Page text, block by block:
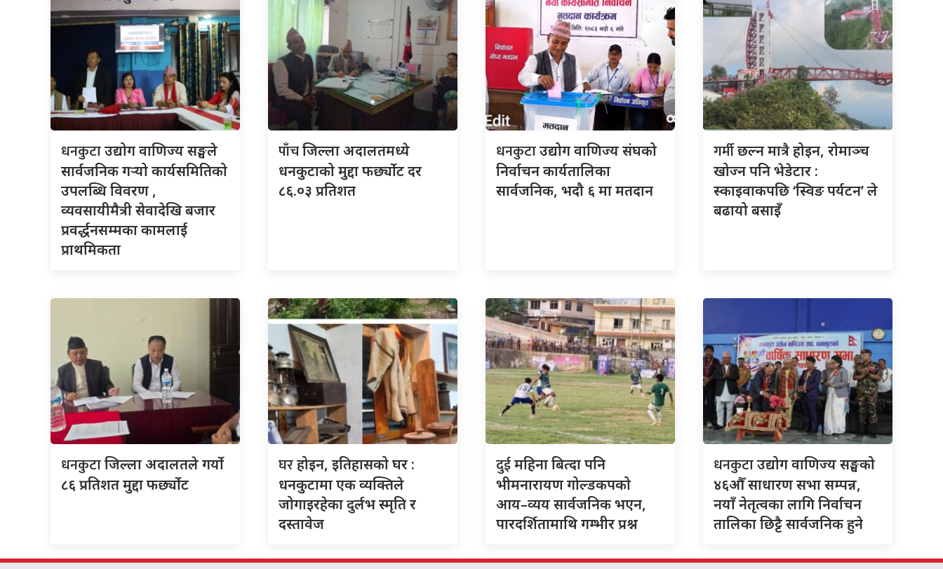
धनकुटाउद्योग वाणिज्य सङ्घले
सार्वजनिक गर्‍यो कार्यसमितिको
उपलब्धि विवरण ,
व्यवसायीमैत्री सेवादेखि बजार
प्रवर्द्धनसम्मका कामलाई
प्राथमिकता
पाँचजिल्ला अदालतमध्ये
धनकुटाको मुद्दा फर्छ्योट दर
८६.०३ प्रतिशत
धनकुटाउद्योग वाणिज्य संघको
निर्वाचन कार्यतालिका
सार्वजनिक, भदौ ६ मा मतदान
गर्मीछल्न मात्रै होइन, रोमाञ्च
खोज्न पनि भेडेटार :
स्काइवाकपछि ‘स्विङ पर्यटन’ ले
बढायो बसाइँ
धनकुटाजिल्ला अदालतले गर्यो
८६ प्रतिशत मुद्दा फर्छ्योट
घरहोइन, इतिहासको घर :
धनकुटामा एक व्यक्तिले
जोगाइरहेका दुर्लभ स्मृति र
दस्तावेज
दुईमहिना बित्दा पनि
भीमनारायण गोल्डकपको
आय–व्यय सार्वजनिक भएन,
पारदर्शितामाथि गम्भीर प्रश्न
धनकुटाउद्योग वाणिज्य सङ्घको
४६औँ साधारण सभा सम्पन्न,
नयाँ नेतृत्वका लागि निर्वाचन
तालिका छिट्टै सार्वजनिक हुने